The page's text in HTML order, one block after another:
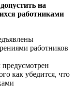
на
работниками
работников
предусмотрен
как убедится, что